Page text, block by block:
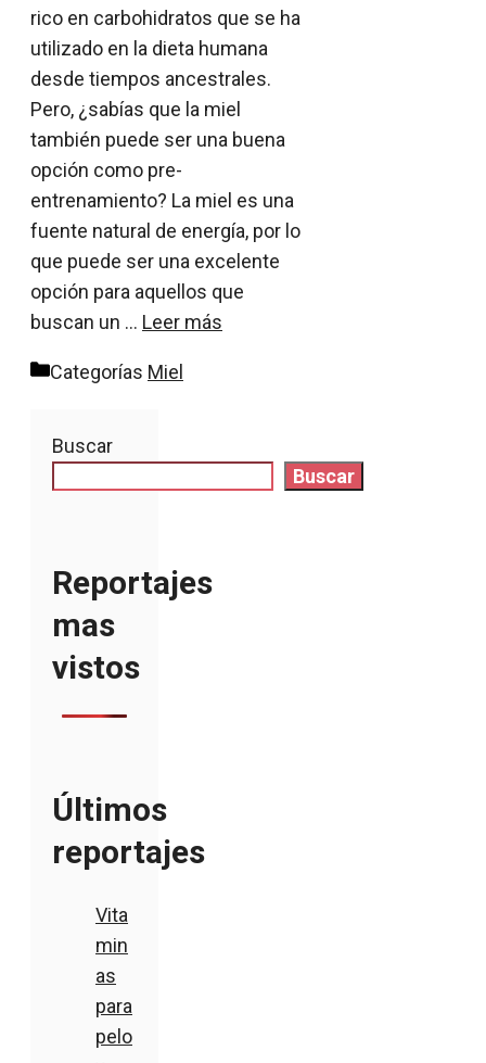
rico en carbohidratos que se ha
utilizado en la dieta humana
desde tiempos ancestrales.
Pero, ¿sabías que la miel
también puede ser una buena
opción como pre-
entrenamiento? La miel es una
fuente natural de energía, por lo
que puede ser una excelente
opción para aquellos que
buscan un … Leer más
Categorías Miel
Buscar
Buscar
Reportajes
mas
vistos
Últimos
reportajes
Vita
min
as
para
pelo